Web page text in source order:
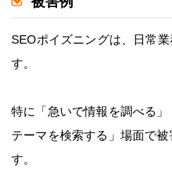
SEOポイズニングは、日常
す。
特に「急いで情報を調べる
テーマを検索する」場面で
す。